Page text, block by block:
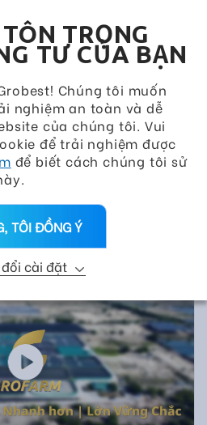
TRỌNG
TƯ CỦA BẠN
Chúng tôi muốn
nghiệm an toàn và dễ
của chúng tôi. Vui
để trải nghiệm được
để biết cách chúng tôi sử
TÔI ĐỒNG Ý
cài đặt